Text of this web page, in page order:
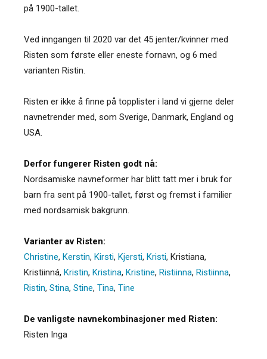
på 1900-tallet.
Ved inngangen til 2020 var det 45 jenter/kvinner med
Risten som første eller eneste fornavn, og 6 med
varianten Ristin.
Risten er ikke å finne på topplister i land vi gjerne deler
navnetrender med, som Sverige, Danmark, England og
USA.
Derfor fungerer Risten godt nå:
Nordsamiske navneformer har blitt tatt mer i bruk for
barn fra sent på 1900-tallet, først og fremst i familier
med nordsamisk bakgrunn.
Varianter av Risten:
Christine, Kerstin, Kirsti, Kjersti, Kristi, Kristiana,
Kristiinná, Kristin, Kristina, Kristine, Ristiinna, Ristiinna,
Ristin, Stina, Stine, Tina, Tine
De vanligste navnekombinasjoner med Risten:
Risten Inga